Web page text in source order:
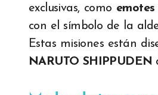
exclusivas, como emotes
con el símbolo de la
Estas misiones están
NARUTO SHIPPUDEN